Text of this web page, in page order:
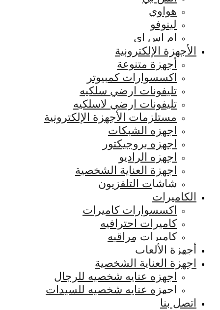
هواوي
لينوفو
ام اس اي
الأجهزة الإلكترونية
أجهزة متنوعة
اكسسوارات كمبيوتر
تليفونات ارضي سلكيه
تليفونات ارضي لاسلكيه
مستلزمات الأجهزة الإلكترونية
اجهزه الشبكات
اجهزه بروجيكتور
اجهزه الراديو
اجهزة العناية الشخصية
شاشات التلفزيون
الكاميرات
اكسسوارات كاميرات
كاميرات احترافيه
كاميرات مراقبه
أجهزة الألعاب
اجهزة العناية الشخصية
اجهزه عنايه شخصيه للرجال
اجهزه عنايه شخصيه للسيدات
اتصل بنا